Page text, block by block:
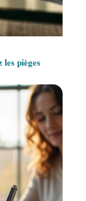
les pièges